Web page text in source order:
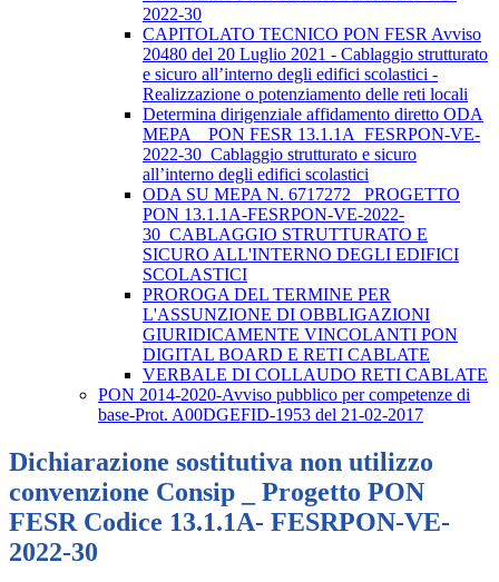
2022-30
CAPITOLATO TECNICO PON FESR Avviso
20480 del 20 Luglio 2021 - Cablaggio strutturato
e sicuro all’interno degli edifici scolastici -
Realizzazione o potenziamento delle reti locali
Determina dirigenziale affidamento diretto ODA
MEPA _ PON FESR 13.1.1A_FESRPON-VE-
2022-30_Cablaggio strutturato e sicuro
all’interno degli edifici scolastici
ODA SU MEPA N. 6717272_ PROGETTO
PON 13.1.1A-FESRPON-VE-2022-
30_CABLAGGIO STRUTTURATO E
SICURO ALL'INTERNO DEGLI EDIFICI
SCOLASTICI
PROROGA DEL TERMINE PER
L'ASSUNZIONE DI OBBLIGAZIONI
GIURIDICAMENTE VINCOLANTI PON
DIGITAL BOARD E RETI CABLATE
VERBALE DI COLLAUDO RETI CABLATE
PON 2014-2020-Avviso pubblico per competenze di
base-Prot. A00DGEFID-1953 del 21-02-2017
Dichiarazione sostitutiva non utilizzo
convenzione Consip _ Progetto PON
FESR Codice 13.1.1A- FESRPON-VE-
2022-30